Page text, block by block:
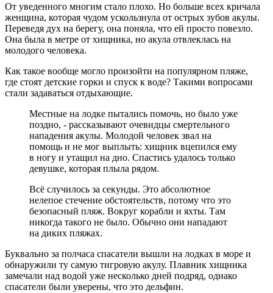
От уведенного многим стало плохо. Но больше всех кричала
женщина, которая чудом ускользнула от острых зубов акулы.
Переведя дух на берегу, она поняла, что ей просто повезло.
Она была в метре от хищника, но акула отвлеклась на
молодого человека.
Как такое вообще могло произойти на популярном пляже,
где стоят детские горки и спуск к воде? Такими вопросами
стали задаваться отдыхающие.
Местные на лодке пытались помочь, но было уже
поздно, - рассказывают очевидцы смертельного
нападения акулы. Молодой человек звал на
помощь и не мог выплыть: хищник вцепился ему
в ногу и утащил на дно. Спастись удалось только
девушке, которая плыла рядом.
Всё случилось за секунды. Это абсолютное
нелепое стечение обстоятельств, потому что это
безопасный пляж. Вокруг корабли и яхты. Там
никогда такого не было. Обычно они нападают
на диких пляжах.
Буквально за полчаса спасатели вышли на лодках в море и
обнаружили ту самую тигровую акулу. Плавник хищника
замечали над водой уже несколько дней подряд, однако
спасатели были уверены, что это дельфин.